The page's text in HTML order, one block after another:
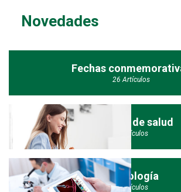
Novedades
Fechas
26 Artículos
Sistema de salud
3 Artículos
Tecnología
3 Artículos